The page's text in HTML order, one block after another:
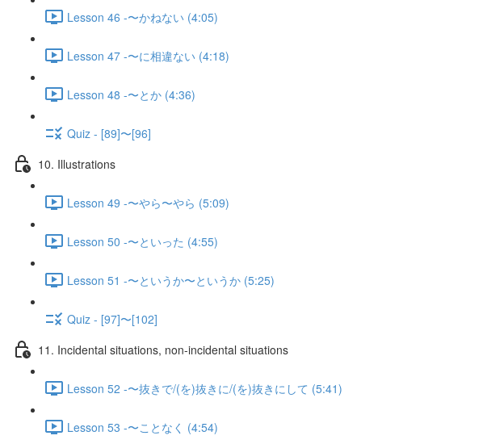
Lesson 46 -〜かねない (4:05)
Lesson 47 -〜に相違ない (4:18)
Lesson 48 -〜とか (4:36)
Quiz - [89]〜[96]
10. Illustrations
Lesson 49 -〜やら〜やら (5:09)
Lesson 50 -〜といった (4:55)
Lesson 51 -〜というか〜というか (5:25)
Quiz - [97]〜[102]
11. Incidental situations, non-incidental situations
Lesson 52 -〜抜きで/(を)抜きに/(を)抜きにして (5:41)
Lesson 53 -〜ことなく (4:54)